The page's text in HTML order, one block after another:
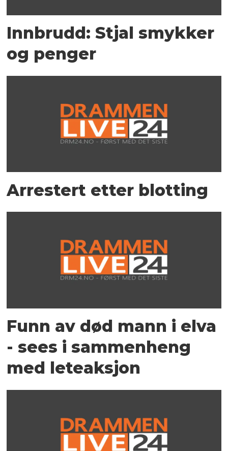
Innbrudd: Stjal smykker
og penger
Arrestert etter blotting
Funn av død mann i elva
- sees i sammenheng
med leteaksjon